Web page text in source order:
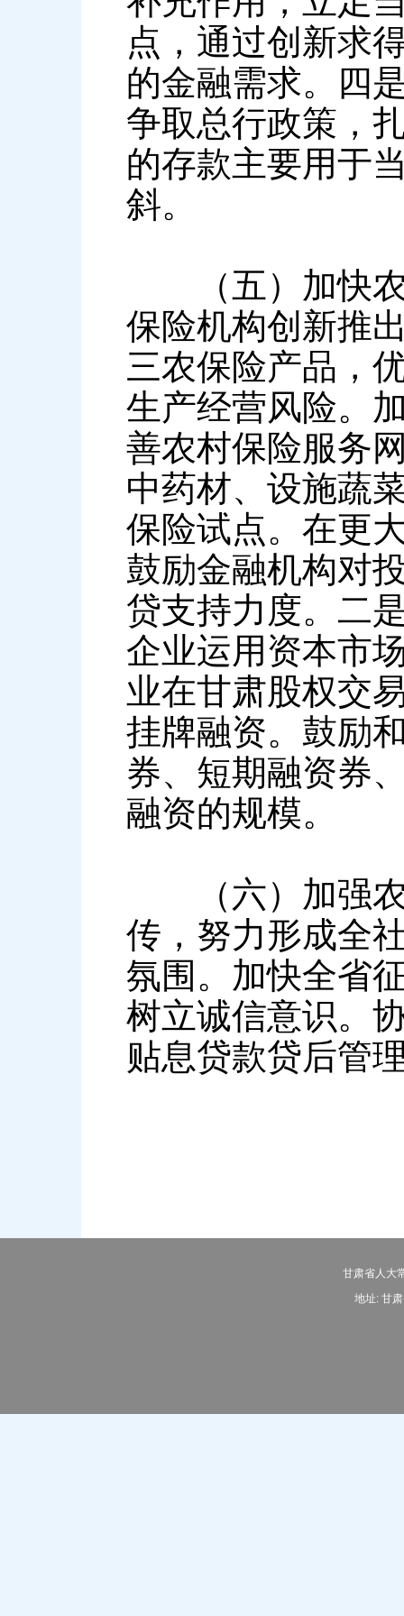
点，通过创新求
的金融需求。四
争取总行政策，
的存款主要用于
斜。
（五）加快农
保险机构创新推
三农保险产品，
生产经营风险。
善农村保险服务
中药材、设施蔬
保险试点。在更
鼓励金融机构对
贷支持力度。二
企业运用资本市
业在甘肃股权交
挂牌融资。鼓励
券、短期融资券
融资的规模。
（六）加强农
传，努力形成全
氛围。加快全省
树立诚信意识。
贴息贷款贷后管
甘肃省人大
地址: 甘